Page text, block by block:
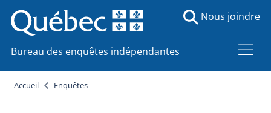
Bureau des enquêtes indépendantes
Nous joindre
Accueil Enquêtes